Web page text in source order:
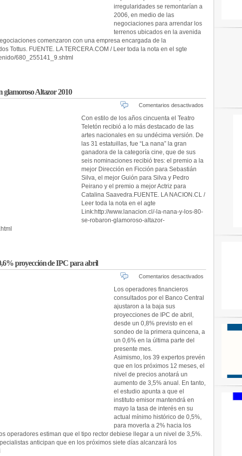
irregularidades se remontarían a
2006, en medio de las
negociaciones para arrendar los
terrenos ubicados en la avenida
comenzaron con una empresa encargada de la
Tottus. FUENTE. LA TERCERA.COM / Leer toda la nota en el sgte
680_255141_9.shtml
glamoroso Altazor 2010
Comentarios desactivados
Con estilo de los años cincuenta el Teatro
Teletón recibió a lo más destacado de las
artes nacionales en su undécima versión. De
las 31 estatuillas, fue “La nana” la gran
ganadora de la categoría cine, que de sus
seis nominaciones recibió tres: el premio a la
mejor Dirección en Ficción para Sebastián
Silva, el mejor Guión para Silva y Pedro
Peirano y el premio a mejor Actriz para
Catalina Saavedra.FUENTE. LA NACION.CL /
Leer toda la nota en el agte
Link:http://www.lanacion.cl/-la-nana-y-los-80-
se-robaron-glamoroso-altazor-
proyección de IPC para abril
Comentarios desactivados
proyección
Los operadores financieros
consultados por el Banco Central
ajustaron a la baja sus
proyecciones de IPC de abril,
desde un 0,8% previsto en el
sondeo de la primera quincena, a
un 0,6% en la última parte del
presente mes.
Asimismo, los 39 expertos prevén
que en los próximos 12 meses, el
nivel de precios anotará un
aumento de 3,5% anual. En tanto,
el estudio apunta a que el
instituto emisor mantendrá en
mayo la tasa de interés en su
actual mínimo histórico de 0,5%,
para moverla a 2% hacia los
operadores estiman que el tipo rector debiese llegar a un nivel de 3,5%.
anticipan que en los próximos siete días alcanzará los